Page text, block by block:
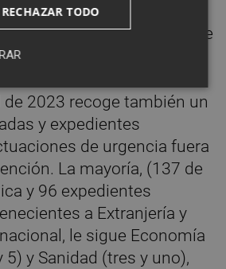
recepcionó 389
de recursos ante
2023 recoge también un
y expedientes
de urgencia fuera
La mayoría, (137 de
y 96 expedientes
a Extranjería y
le sigue Economía
5) y Sanidad (tres y uno),
RECHAZAR TODO